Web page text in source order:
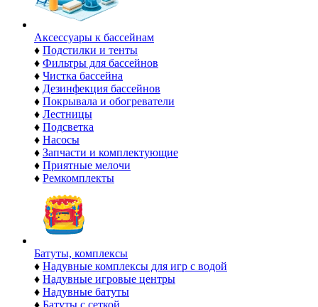
Аксессуары к бассейнам
♦ Подстилки и тенты
♦ Фильтры для бассейнов
♦ Чистка бассейна
♦ Дезинфекция бассейнов
♦ Покрывала и обогреватели
♦ Лестницы
♦ Подсветка
♦ Насосы
♦ Запчасти и комплектующие
♦ Приятные мелочи
♦ Ремкомплекты
Батуты, комплексы
♦ Надувные комплексы для игр с водой
♦ Надувные игровые центры
♦ Надувные батуты
♦ Батуты с сеткой